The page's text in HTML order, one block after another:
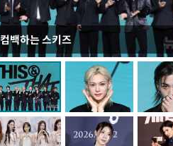
컴백하는 스키즈
청와대 일주일